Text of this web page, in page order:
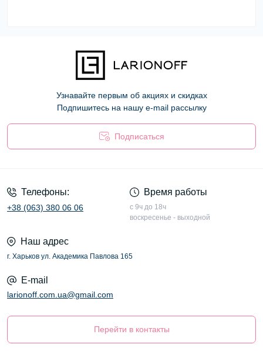
Узнавайте первым об акциях и скидках
Подпишитесь на нашу e-mail рассылку
Подписаться
Телефоны:
+38 (063) 380 06 06
Время работы
с 9ч до 18ч
воскресенье - выходной
Наш адрес
г. Харьков ул. Академика Павлова 165
E-mail
larionoff.com.ua@gmail.com
Перейти в контакты